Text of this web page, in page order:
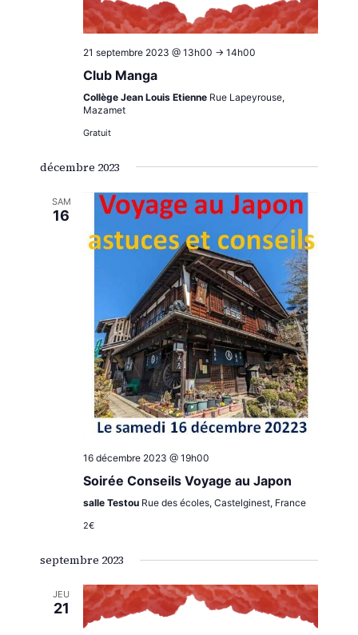
21 septembre 2023 @ 13h00 -> 14h00
Club Manga
Collège Jean Louis Etienne Rue Lapeyrouse,
Mazamet
Gratuit
décembre 2023
SAM
16
16 décembre 2023 @ 19h00
Soirée Conseils Voyage au Japon
salle Testou Rue des écoles, Castelginest, France
2€
septembre 2023
JEU
21